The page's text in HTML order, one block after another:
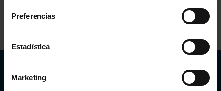
Preferencias
Estadística
Marketing